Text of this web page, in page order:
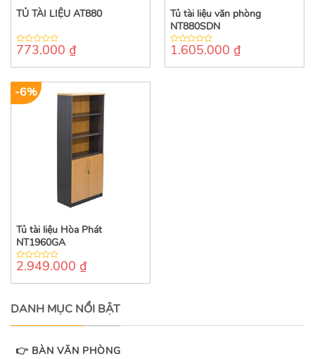
TỦ TÀI LIỆU AT880
0
of
773.000 ₫
Tủ tài liệu văn phòng
NT880SDN
0
of
1.605.000 ₫
-6%
Tủ tài liệu Hòa Phát
NT1960GA
0
of
2.949.000 ₫
DANH MỤC NỔI BẬT
👉 BÀN VĂN PHÒNG